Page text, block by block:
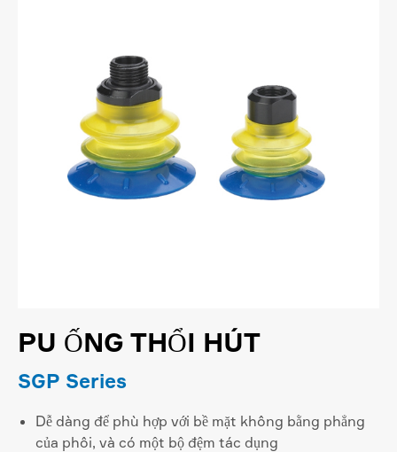
PU ỐNG THỔI HÚT
SGP Series
Dễ dàng để phù hợp với bề mặt không bằng phẳng
của phôi, và có một bộ đệm tác dụng